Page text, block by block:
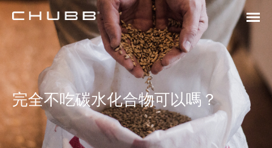
完全不吃碳水化合物可以嗎？